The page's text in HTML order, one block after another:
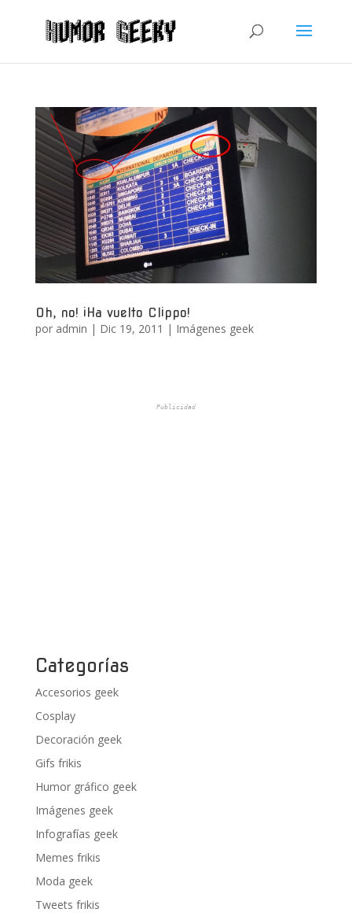
Oh, no! ¡Ha vuelto Clippo!
por admin | Dic 19, 2011 | Imágenes geek
Publicidad
Categorías
Accesorios geek
Cosplay
Decoración geek
Gifs frikis
Humor gráfico geek
Imágenes geek
Infografías geek
Memes frikis
Moda geek
Tweets frikis